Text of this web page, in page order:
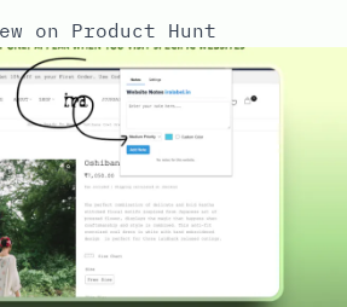
on Product Hunt